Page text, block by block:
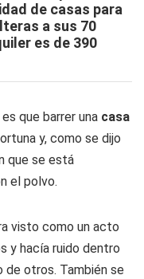
de casas para
a sus 70
es de 390
que barrer una casa
y, como se dijo
que se está
el polvo.
visto como un acto
y hacía ruido dentro
de otros. También se